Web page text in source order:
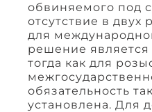
обвиняемого под
отсутствие в двух
для
решение
тогда как для
обязательность
установлена. Для